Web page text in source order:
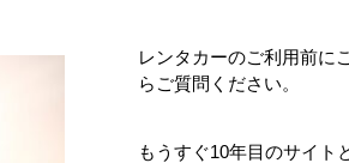
ド
バ
レンタカーのご利用前に
らご質問ください。
もうすぐ10年目のサイト